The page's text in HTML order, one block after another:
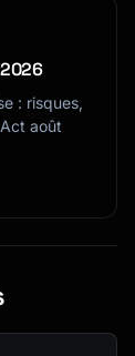
: risques,
août